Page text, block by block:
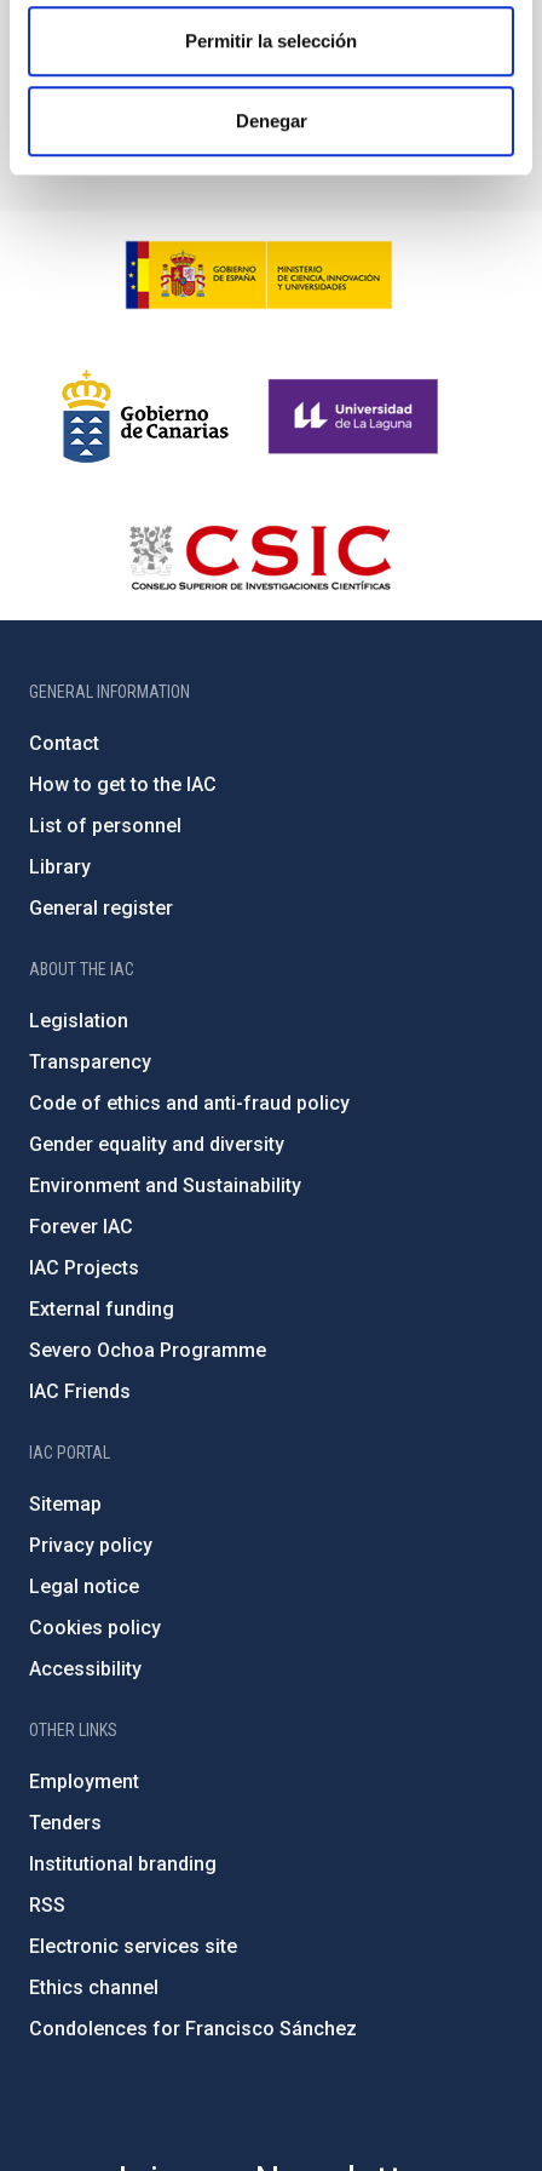
Permitir la selección
Denegar
Not in force
GENERAL INFORMATION
Contact
How to get to the IAC
List of personnel
Library
General register
ABOUT THE IAC
Legislation
Transparency
Code of ethics and anti-fraud policy
Gender equality and diversity
Environment and Sustainability
Forever IAC
IAC Projects
External funding
Severo Ochoa Programme
IAC Friends
IAC PORTAL
Sitemap
Privacy policy
Legal notice
Cookies policy
Accessibility
OTHER LINKS
Employment
Tenders
Institutional branding
RSS
Electronic services site
Ethics channel
Condolences for Francisco Sánchez